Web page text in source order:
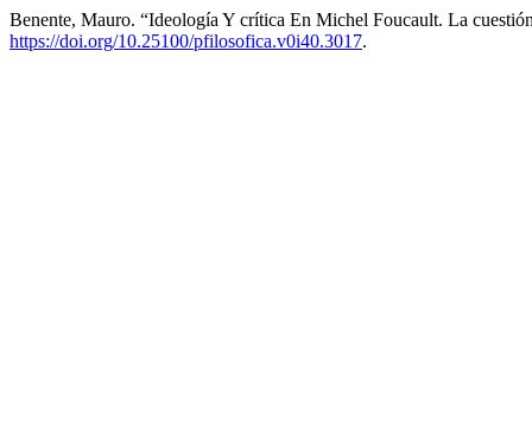
Benente, Mauro. “Ideología Y crítica En Michel Foucault. La
https://doi.org/10.25100/pfilosofica.v0i40.3017.